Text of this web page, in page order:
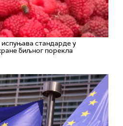
стандарде у
биљног порекла